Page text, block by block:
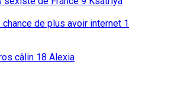
de plus avoir internet 1
câlin 18 Alexia